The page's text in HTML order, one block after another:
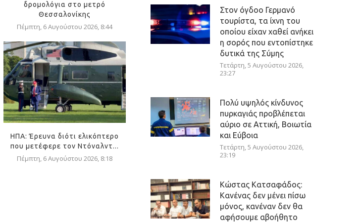
δρομολόγια στο μετρό
Θεσσαλονίκης
Πέμπτη, 6 Αυγούστου 2026, 8:44
ΗΠΑ: Έρευνα διότι ελικόπτερο
που μετέφερε τον Ντόναλντ...
Πέμπτη, 6 Αυγούστου 2026, 8:18
Στον όγδοο Γερμανό
τουρίστα, τα ίχνη του
οποίου είχαν χαθεί ανήκει
η σορός που εντοπίστηκε
δυτικά της Σύμης
Τετάρτη, 5 Αυγούστου 2026,
23:27
Πολύ υψηλός κίνδυνος
πυρκαγιάς προβλέπεται
αύριο σε Αττική, Βοιωτία
και Εύβοια
Τετάρτη, 5 Αυγούστου 2026,
23:19
Κώστας Κατσαφάδος:
Κανένας δεν μένει πίσω
μόνος, κανέναν δεν θα
αφήσουμε αβοήθητο